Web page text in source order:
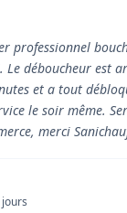
professionnel
Le déboucheur est
et a tout
le soir même.
merci